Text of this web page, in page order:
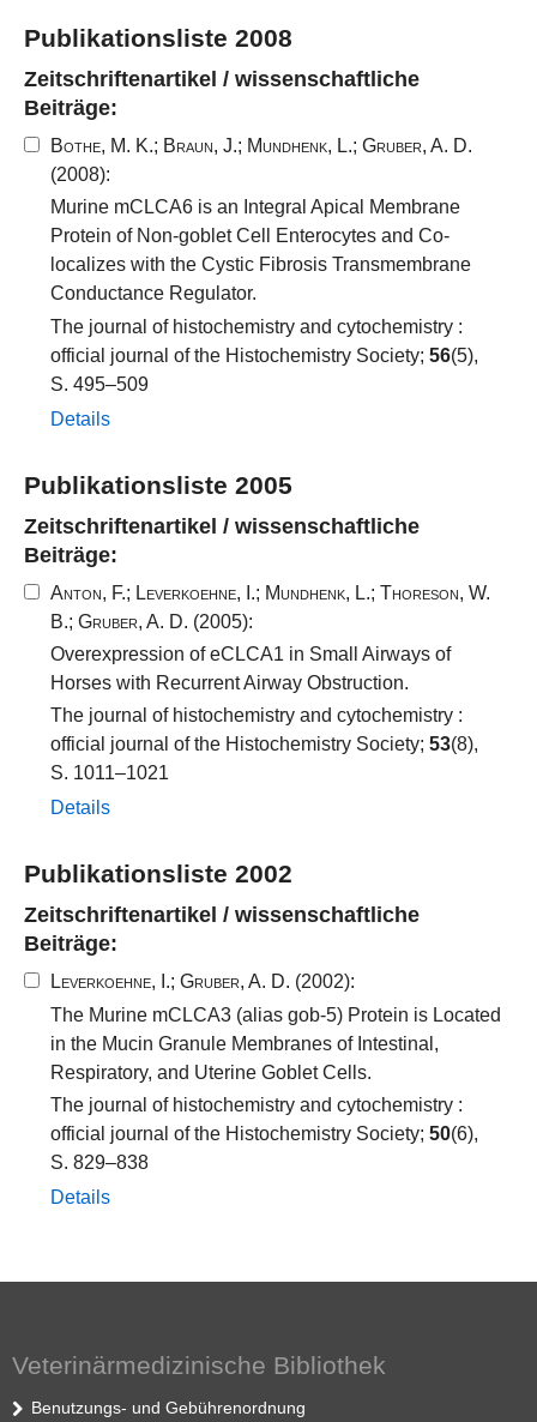
Publikationsliste 2008
Zeitschriftenartikel / wissenschaftliche
Beiträge:
Bothe, M. K.; Braun, J.; Mundhenk, L.; Gruber, A. D.
(2008):
Murine mCLCA6 is an Integral Apical Membrane
Protein of Non-goblet Cell Enterocytes and Co-
localizes with the Cystic Fibrosis Transmembrane
Conductance Regulator.
The journal of histochemistry and cytochemistry :
official journal of the Histochemistry Society; 56(5),
S. 495–509
Details
Publikationsliste 2005
Zeitschriftenartikel / wissenschaftliche
Beiträge:
Anton, F.; Leverkoehne, I.; Mundhenk, L.; Thoreson, W.
B.; Gruber, A. D. (2005):
Overexpression of eCLCA1 in Small Airways of
Horses with Recurrent Airway Obstruction.
The journal of histochemistry and cytochemistry :
official journal of the Histochemistry Society; 53(8),
S. 1011–1021
Details
Publikationsliste 2002
Zeitschriftenartikel / wissenschaftliche
Beiträge:
Leverkoehne, I.; Gruber, A. D. (2002):
The Murine mCLCA3 (alias gob-5) Protein is Located
in the Mucin Granule Membranes of Intestinal,
Respiratory, and Uterine Goblet Cells.
The journal of histochemistry and cytochemistry :
official journal of the Histochemistry Society; 50(6),
S. 829–838
Details
Veterinärmedizinische Bibliothek
Benutzungs- und Gebührenordnung